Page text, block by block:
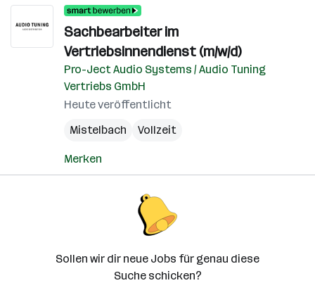
Sachbearbeiter im
Vertriebsinnendienst (m/w/d)
Pro-Ject Audio Systems / Audio Tuning
Vertriebs GmbH
Heute veröffentlicht
Mistelbach
Vollzeit
Merken
Sollen wir dir neue Jobs für genau diese
Suche schicken?